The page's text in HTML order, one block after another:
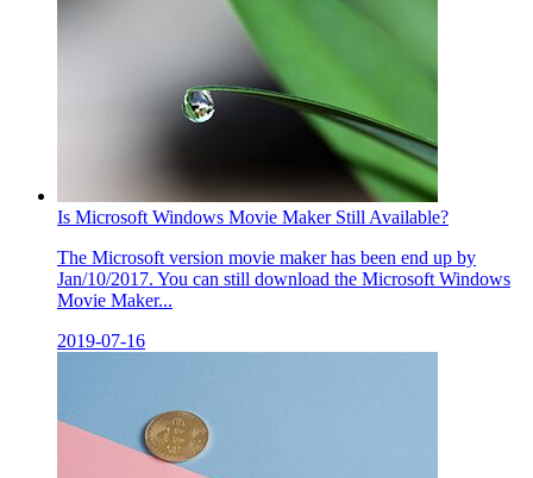
Is Microsoft Windows Movie Maker Still Available?
The Microsoft version movie maker has been end up by
Jan/10/2017. You can still download the Microsoft Windows
Movie Maker...
2019-07-16